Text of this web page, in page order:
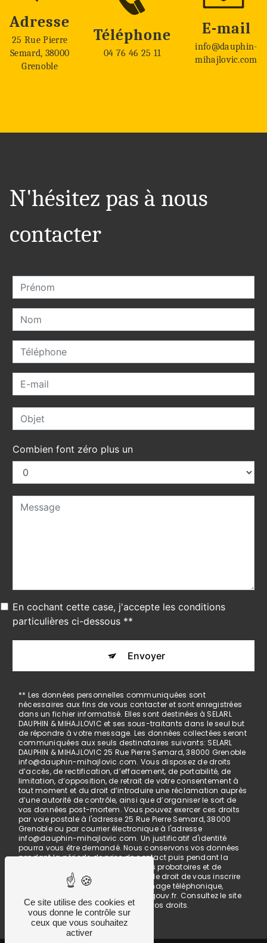
Adresse
25 Rue Pierre
Semard, 38000
Grenoble
Téléphone
04 76 46 25 11
E-mail
info@dauphin-
mihajlovic.com
N'hésitez pas à nous
contacter
Combien font zéro plus un
En cochant cette case, j'accepte les conditions
particulières ci-dessous **
Envoyer
** Les données personnelles communiquées sont
nécessaires aux fins de vous contacter et sont enregistrées
dans un fichier informatisé. Elles sont destinées à SELARL
DAUPHIN & MIHAJLOVIC et ses sous-traitants dans le seul but
de répondre à votre message. Les données collectées seront
communiquées aux seuls destinataires suivants: SELARL
DAUPHIN & MIHAJLOVIC 25 Rue Pierre Semard, 38000 Grenoble
info@dauphin-mihajlovic.com. Vous disposez de droits
d’accès, de rectification, d’effacement, de portabilité, de
limitation, d’opposition, de retrait de votre consentement à
tout moment et du droit d’introduire une réclamation auprès
d’une autorité de contrôle, ainsi que d’organiser le sort de
vos données post-mortem. Vous pouvez exercer ces droits
par voie postale à l'adresse 25 Rue Pierre Semard, 38000
Grenoble ou par courrier électronique à l'adresse
info@dauphin-mihajlovic.com. Un justificatif d'identité
pourra vous être demandé. Nous conservons vos données
pendant la période de prise de contact puis pendant la
durée de prescription légale aux fins probatoires et de
gestion des contentieux. Vous avez le droit de vous inscrire
sur la liste d'opposition au démarchage téléphonique,
Bloctel.gouv.fr. Consultez le site
cnil.fr pour plus d’informations sur vos droits.
Ce site utilise des cookies et
vous donne le contrôle sur
ceux que vous souhaitez
activer